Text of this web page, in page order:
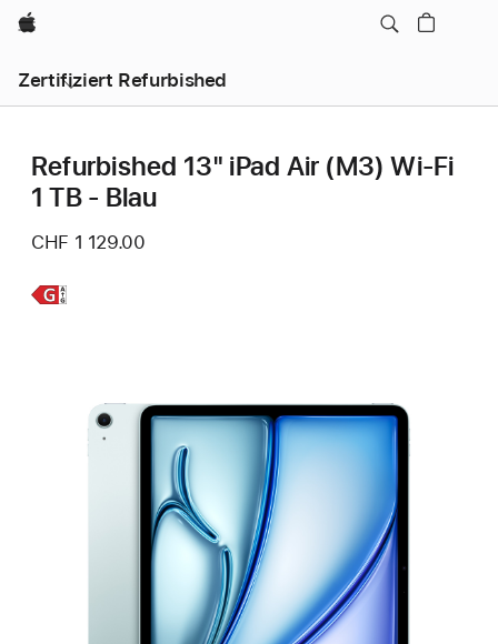
Apple
Zertifiziert Refurbished
Refurbished 13" iPad Air (M3) Wi‑Fi
1 TB - Blau
CHF 1 129.00
Weitere